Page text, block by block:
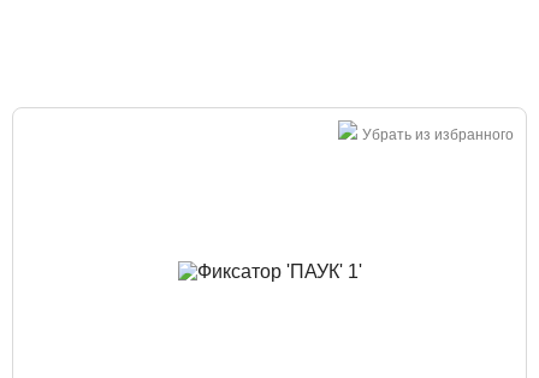
Убрать из избранного